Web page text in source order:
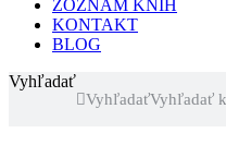
ZOZNAM KNÍH
KONTAKT
BLOG
Vyhľadať
Vyhľadať